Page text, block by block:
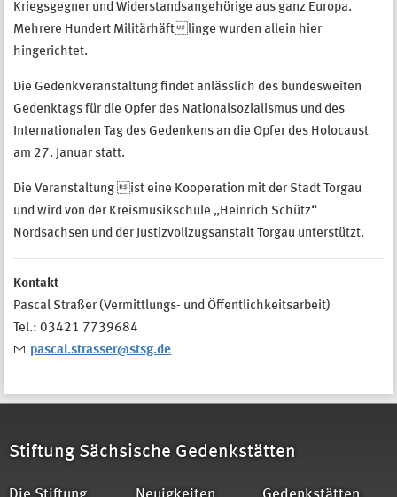
Kriegsgegner und Widerstandsangehörige aus ganz Europa.
Mehrere Hundert Militärhäftlinge wurden allein hier
hingerichtet.
Die Gedenkveranstaltung findet anlässlich des bundesweiten
Gedenktags für die Opfer des Nationalsozialismus und des
Internationalen Tag des Gedenkens an die Opfer des Holocaust
am 27. Januar statt.
Die Veranstaltung ist eine Kooperation mit der Stadt Torgau
und wird von der Kreismusikschule „Heinrich Schütz“
Nordsachsen und der Justizvollzugsanstalt Torgau unterstützt.
Kontakt
Pascal Straßer (Vermittlungs- und Öffentlichkeitsarbeit)
Tel.: 03421 7739684
pascal.strasser@stsg.de
Stiftung Sächsische Gedenkstätten